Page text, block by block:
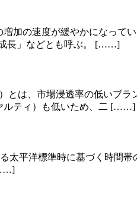
加の速度が緩やかになっ
成長」などとも呼ぶ。 [……]
とは、市場浸透率の低いブ
ルティ）も低いため、二 [……]
太平洋標準時に基づく時間